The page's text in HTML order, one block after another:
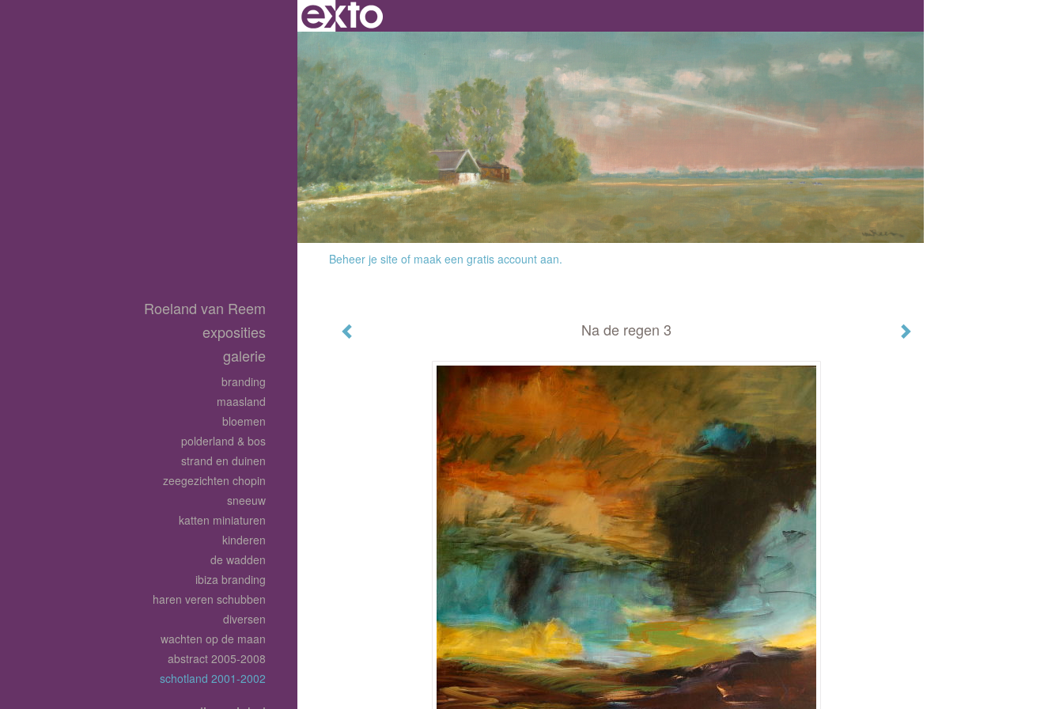
Beheer je site of maak een gratis account aan.
Na de regen 3
Roeland van Reem
exposities
galerie
branding
maasland
bloemen
polderland & bos
strand en duinen
zeegezichten chopin
sneeuw
katten miniaturen
kinderen
de wadden
ibiza branding
haren veren schubben
diversen
wachten op de maan
abstract 2005-2008
schotland 2001-2002